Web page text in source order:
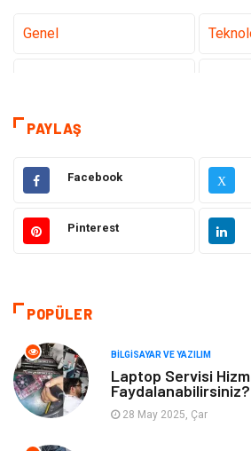
Genel
Dekorasyon
Elektrik Elektronik Ulaşım
Gıda Eğitim
Hukuk
Giyim Turizm
Otomotiv Eğitim
Yapı İnşaat
PAYLAŞ
Facebook X
Pinterest
POPÜLER
BILGISAYAR VE YAZILIM
Laptop Servisi
Faydalanabilirsiniz?
28 May 2025, Çar